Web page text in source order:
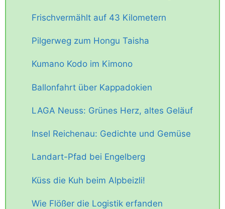
Frischvermählt auf 43 Kilometern
Pilgerweg zum Hongu Taisha
Kumano Kodo im Kimono
Ballonfahrt über Kappadokien
LAGA Neuss: Grünes Herz, altes Geläuf
Insel Reichenau: Gedichte und Gemüse
Landart-Pfad bei Engelberg
Küss die Kuh beim Alpbeizli!
Wie Flößer die Logistik erfanden